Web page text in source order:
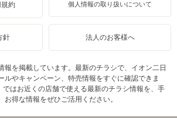
規約 個人情報の取り扱いについて
針 法人のお客様へ
報を掲載しています。最新のチラシで、イオン二日
ルやキャンペーン、特売情報をすぐに確認できま
はお近くの店舗で使える最新のチラシ情報を、手
得な情報をぜひご活用ください。